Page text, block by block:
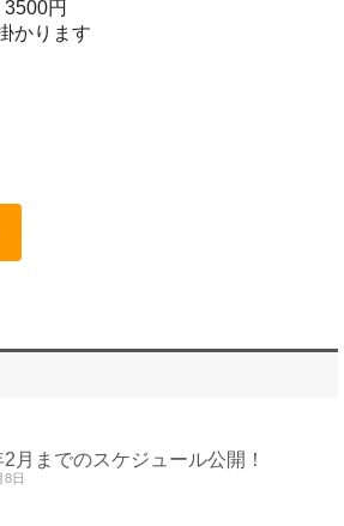
円
かります
月までのスケジュール公開！
8日